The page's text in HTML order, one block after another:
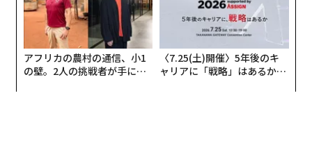
アフリカの農村の通信、小1
の壁。2人の挑戦者が手にし
〈7.25(土)開催〉5年後のキ
ャリアに「戦略」はあるか。